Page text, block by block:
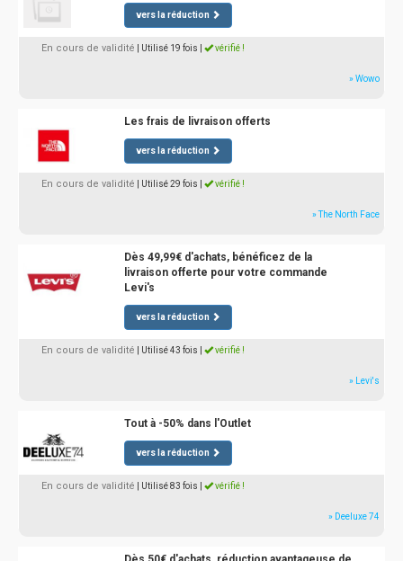
vers la réduction
En cours de validité | Utilisé 19 fois vérifié !
» Wowo
Les frais de livraison offerts
vers la réduction
En cours de validité | Utilisé 29 fois vérifié !
» The North Face
Dès 49,99€ d'achats, bénéficez de la
livraison offerte pour votre commande
Levi's
vers la réduction
En cours de validité | Utilisé 43 fois vérifié !
» Levi's
Tout à -50% dans l'Outlet
vers la réduction
En cours de validité | Utilisé 83 fois vérifié !
» Deeluxe 74